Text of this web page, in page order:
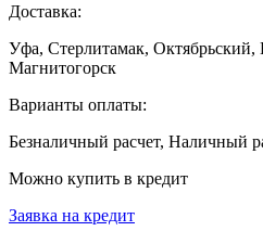
Доставка:
Уфа, Стерлитамак, Октябрьский,
Магнитогорск
Варианты оплаты:
Безналичный расчет, Наличный
Можно купить в кредит
Заявка на кредит